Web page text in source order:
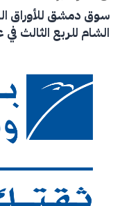
سوق دمشق للأوراق
الشام للربع الثالث في عام